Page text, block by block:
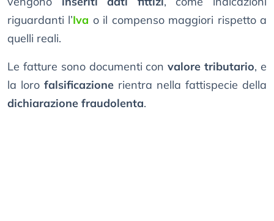
riguardanti l’Iva o il compenso maggiori rispetto a
quelli reali.
Le fatture sono documenti convalore tributario, e
la loro falsificazione rientra nella fattispecie della
dichiarazione fraudolenta.